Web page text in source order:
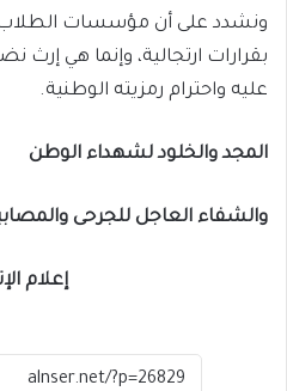
ونشدد على أن مؤسسات
بقرارات ارتجالية، وإنما هي إرث
عليه واحترام رمزيته الوطنية.
المجد والخلود لشهداء الوطن
والشفاء العاجل للجرحى
إعلام